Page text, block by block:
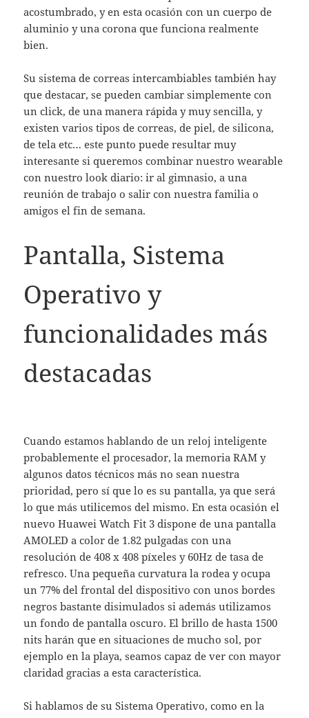
acostumbrado, y en esta ocasión con un cuerpo de
aluminio y una corona que funciona realmente
bien.
Su sistema de correas intercambiables también hay
que destacar, se pueden cambiar simplemente con
un click, de una manera rápida y muy sencilla, y
existen varios tipos de correas, de piel, de silicona,
de tela etc… este punto puede resultar muy
interesante si queremos combinar nuestro wearable
con nuestro look diario: ir al gimnasio, a una
reunión de trabajo o salir con nuestra familia o
amigos el fin de semana.
Pantalla, Sistema
Operativo y
funcionalidades más
destacadas
Cuando estamos hablando de un reloj inteligente
probablemente el procesador, la memoria RAM y
algunos datos técnicos más no sean nuestra
prioridad, pero sí que lo es su pantalla, ya que será
lo que más utilicemos del mismo. En esta ocasión el
nuevo Huawei Watch Fit 3 dispone de una pantalla
AMOLED a color de 1.82 pulgadas con una
resolución de 408 x 408 píxeles y 60Hz de tasa de
refresco. Una pequeña curvatura la rodea y ocupa
un 77% del frontal del dispositivo con unos bordes
negros bastante disimulados si además utilizamos
un fondo de pantalla oscuro. El brillo de hasta 1500
nits harán que en situaciones de mucho sol, por
ejemplo en la playa, seamos capaz de ver con mayor
claridad gracias a esta característica.
Si hablamos de su Sistema Operativo, como en la